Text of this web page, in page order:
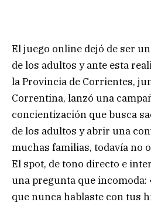
El juego online dejó de ser
de los adultos y ante esta
la Provincia de Corrientes,
Correntina, lanzó una
concientización que busca
de los adultos y abrir una
muchas familias, todavía no
El spot, de tono directo e
una pregunta que incomoda:
que nunca hablaste con tus